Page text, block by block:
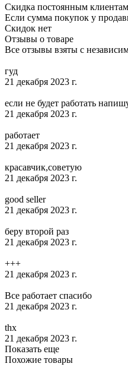
Скидка постоянным клиентам
Если сумма покупок у
Скидок нет
Отзывы о товаре
Все отзывы взяты с
гуд
21 декабря 2023 г.
если не будет работать
21 декабря 2023 г.
работает
21 декабря 2023 г.
красавчик,советую
21 декабря 2023 г.
good seller
21 декабря 2023 г.
беру второй раз
21 декабря 2023 г.
+++
21 декабря 2023 г.
Все работает спасибо
21 декабря 2023 г.
thx
21 декабря 2023 г.
Показать еще
Похожие товары